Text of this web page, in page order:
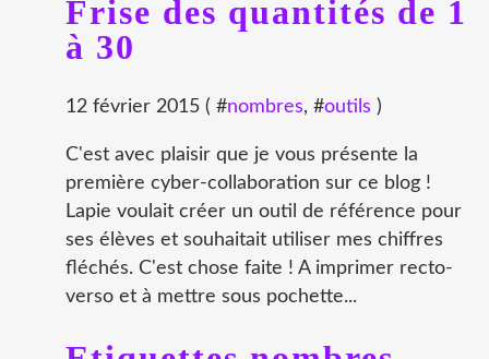
Frise des quantités de 1
à 30
12 février 2015 ( #nombres, #outils )
C'est avec plaisir que je vous présente la
première cyber-collaboration sur ce blog !
Lapie voulait créer un outil de référence pour
ses élèves et souhaitait utiliser mes chiffres
fléchés. C'est chose faite ! A imprimer recto-
verso et à mettre sous pochette...